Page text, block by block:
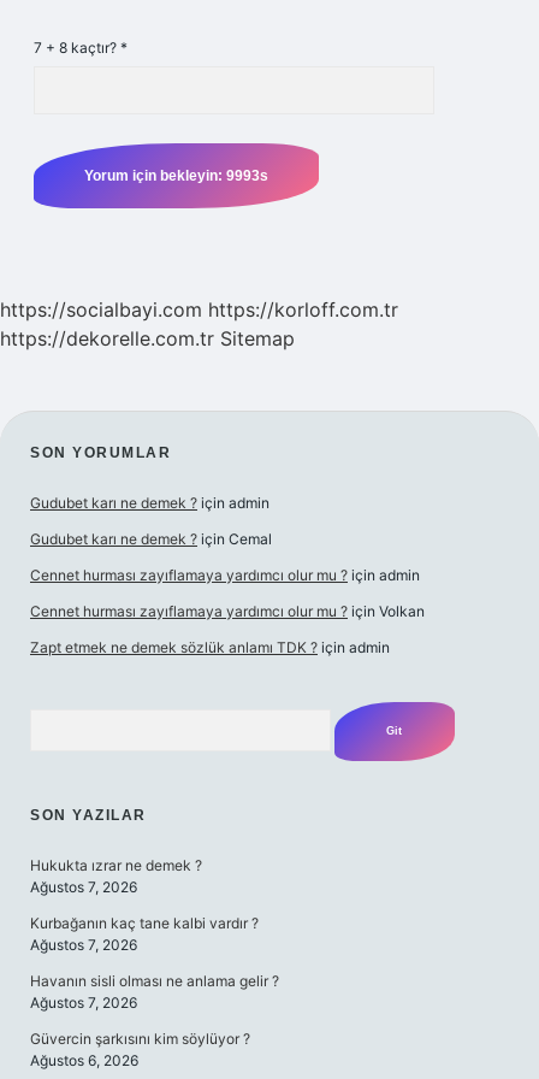
7 + 8 kaçtır? *
https://socialbayi.com https://korloff.com.tr
https://dekorelle.com.tr Sitemap
SIDEBAR
SON YORUMLAR
Gudubet karı ne demek ? için admin
Gudubet karı ne demek ? için Cemal
Cennet hurması zayıflamaya yardımcı olur mu ? için admin
Cennet hurması zayıflamaya yardımcı olur mu ? için Volkan
Zapt etmek ne demek sözlük anlamı TDK ? için admin
SON YAZILAR
Hukukta ızrar ne demek ?
Ağustos 7, 2026
Kurbağanın kaç tane kalbi vardır ?
Ağustos 7, 2026
Havanın sisli olması ne anlama gelir ?
Ağustos 7, 2026
Güvercin şarkısını kim söylüyor ?
Ağustos 6, 2026